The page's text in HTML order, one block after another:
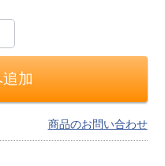
商品のお問い合わせ